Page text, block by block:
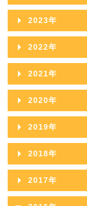
2026年06月
2026年05月
2026年04月
2026年03月
2026年02月
2026年01月
2025年11月
2025年10月
2025年09月
2025年08月
2025年07月
2025年06月
2025年05月
2025年03月
2025年02月
2024年12月
2024年11月
2024年10月
2024年09月
2024年08月
2024年07月
2024年06月
2024年05月
2023年
2023年12月
2023年11月
2023年10月
2023年09月
2023年08月
2023年07月
2023年06月
2023年05月
2022年
2022年12月
2022年11月
2022年10月
2022年09月
2022年08月
2022年07月
2022年06月
2021年
2021年12月
2021年11月
2021年10月
2021年09月
2021年08月
2021年07月
2020年
2020年12月
2020年11月
2020年10月
2020年09月
2019年
2019年12月
2019年11月
2019年10月
2018年
2018年12月
2018年11月
2017年
2017年12月